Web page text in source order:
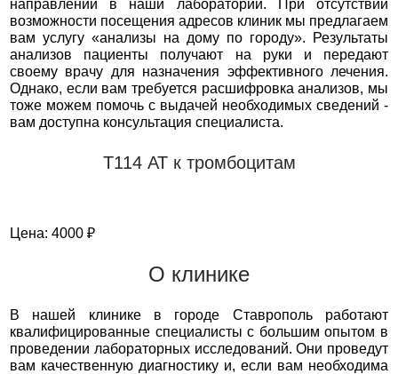
направлений в наши лаборатории. При отсутствии
возможности посещения адресов клиник мы предлагаем
вам услугу «анализы на дому по городу». Результаты
анализов пациенты получают на руки и передают
своему врачу для назначения эффективного лечения.
Однако, если вам требуется расшифровка анализов, мы
тоже можем помочь с выдачей необходимых сведений -
вам доступна консультация специалиста.
Т114 АТ к тромбоцитам
Цена: 4000 ₽
О клинике
В нашей клинике в городе Ставрополь работают
квалифицированные специалисты с большим опытом в
проведении лабораторных исследований. Они проведут
вам качественную диагностику и, если вам необходима